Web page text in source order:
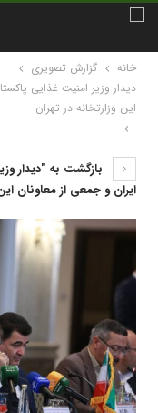
خانه
گزارش تصویری
دیدار وزیر امنیت غذایی
این وزارتخانه در تهران
بازگشت به "دیدار
ایران و جمعی از معاونان